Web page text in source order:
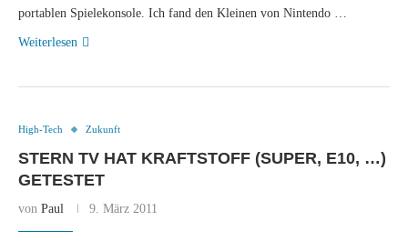
portablen Spielekonsole. Ich fand den Kleinen von Nintendo …
Weiterlesen
High-Tech Zukunft
STERN TV HAT KRAFTSTOFF (SUPER, E10, …)
GETESTET
von Paul 9. März 2011